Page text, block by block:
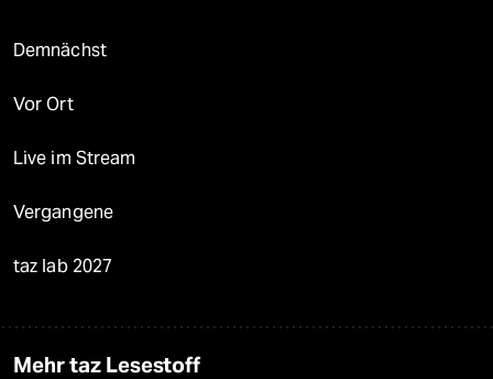
Demnächst
Vor Ort
Live im Stream
Vergangene
taz lab 2027
Mehr taz Lesestoff